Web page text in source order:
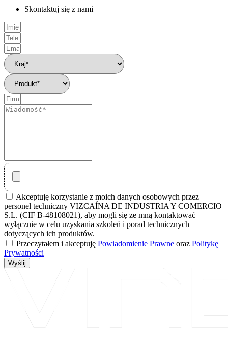
Skontaktuj się z nami
Akceptuję korzystanie z moich danych osobowych przez
personel techniczny VIZCAÍNA DE INDUSTRIA Y COMERCIO
S.L. (CIF B-48108021), aby mogli się ze mną kontaktować
wyłącznie w celu uzyskania szkoleń i porad technicznych
dotyczących ich produktów.
Przeczytałem i akceptuję Powiadomienie Prawne oraz Politykę
Prywatności
Wyślij